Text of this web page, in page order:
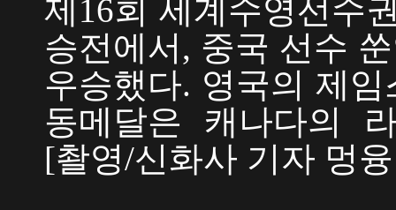
제16회 세계수영선수
승전에서, 중국 선수
우승했다. 영국의 제
동메달은 캐나다의
[촬영/신화사 기자 멍